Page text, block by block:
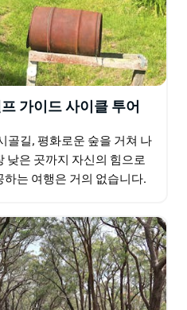
가이드 사이클 투어
골길, 평화로운 숲을 거쳐 나
낮은 곳까지 자신의 힘으로
하는 여행은 거의 없습니다.